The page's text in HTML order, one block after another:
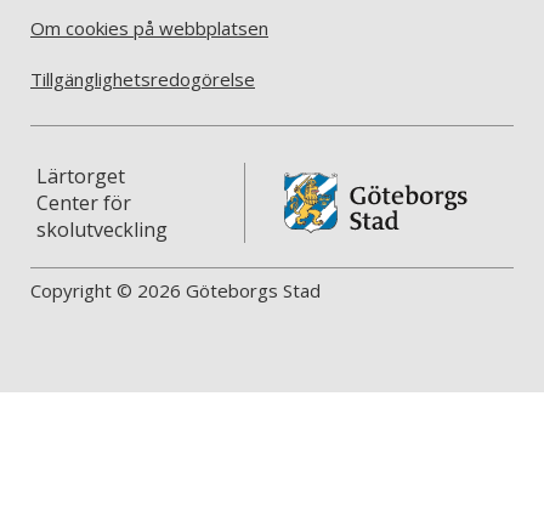
Om cookies på webbplatsen
Tillgänglighetsredogörelse
Lärtorget
Center för
skolutveckling
Copyright © 2026 Göteborgs Stad